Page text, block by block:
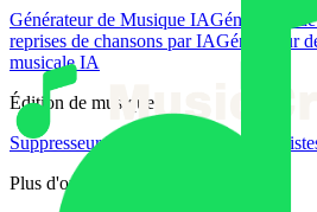
Générateur de Musique IAGénérateur
reprises de chansons par IAGénérateur
musicale IA
Édition de musique
Suppresseur Vocal AI
Séparateur de
Plus d'outils musicaux